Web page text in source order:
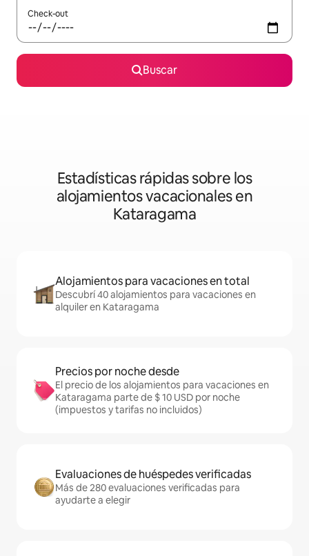
Check-out
Buscar
Estadísticas rápidas sobre los
alojamientos vacacionales en
Kataragama
Alojamientos para vacaciones en total
Descubrí 40 alojamientos para vacaciones en
alquiler en Kataragama
Precios por noche desde
El precio de los alojamientos para vacaciones en
Kataragama parte de $ 10 USD por noche
(impuestos y tarifas no incluidos)
Evaluaciones de huéspedes verificadas
Más de 280 evaluaciones verificadas para
ayudarte a elegir